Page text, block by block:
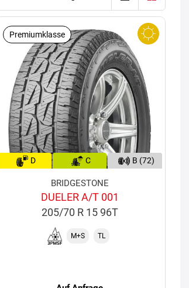
Premiumklasse
D C B (72)
BRIDGESTONE
DUELER A/T 001
205/70 R 15 96T
M+S TL